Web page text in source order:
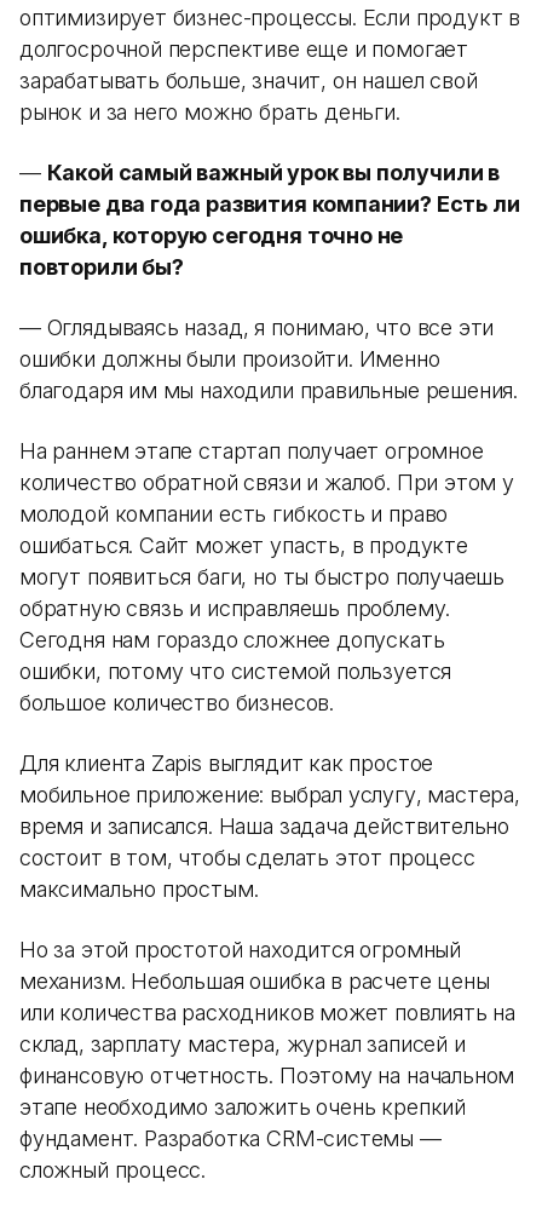
оптимизирует бизнес-процессы. Если продукт в
долгосрочной перспективе еще и помогает
зарабатывать больше, значит, он нашел свой
рынок и за него можно брать деньги.
— Какой самый важный урок вы получили в
первые два года развития компании? Есть ли
ошибка, которую сегодня точно не
повторили бы?
— Оглядываясь назад, я понимаю, что все эти
ошибки должны были произойти. Именно
благодаря им мы находили правильные решения.
На раннем этапе стартап получает огромное
количество обратной связи и жалоб. При этом у
молодой компании есть гибкость и право
ошибаться. Сайт может упасть, в продукте
могут появиться баги, но ты быстро получаешь
обратную связь и исправляешь проблему.
Сегодня нам гораздо сложнее допускать
ошибки, потому что системой пользуется
большое количество бизнесов.
Для клиента Zapis выглядит как простое
мобильное приложение: выбрал услугу, мастера,
время и записался. Наша задача действительно
состоит в том, чтобы сделать этот процесс
максимально простым.
Но за этой простотой находится огромный
механизм. Небольшая ошибка в расчете цены
или количества расходников может повлиять на
склад, зарплату мастера, журнал записей и
финансовую отчетность. Поэтому на начальном
этапе необходимо заложить очень крепкий
фундамент. Разработка CRM-системы —
сложный процесс.